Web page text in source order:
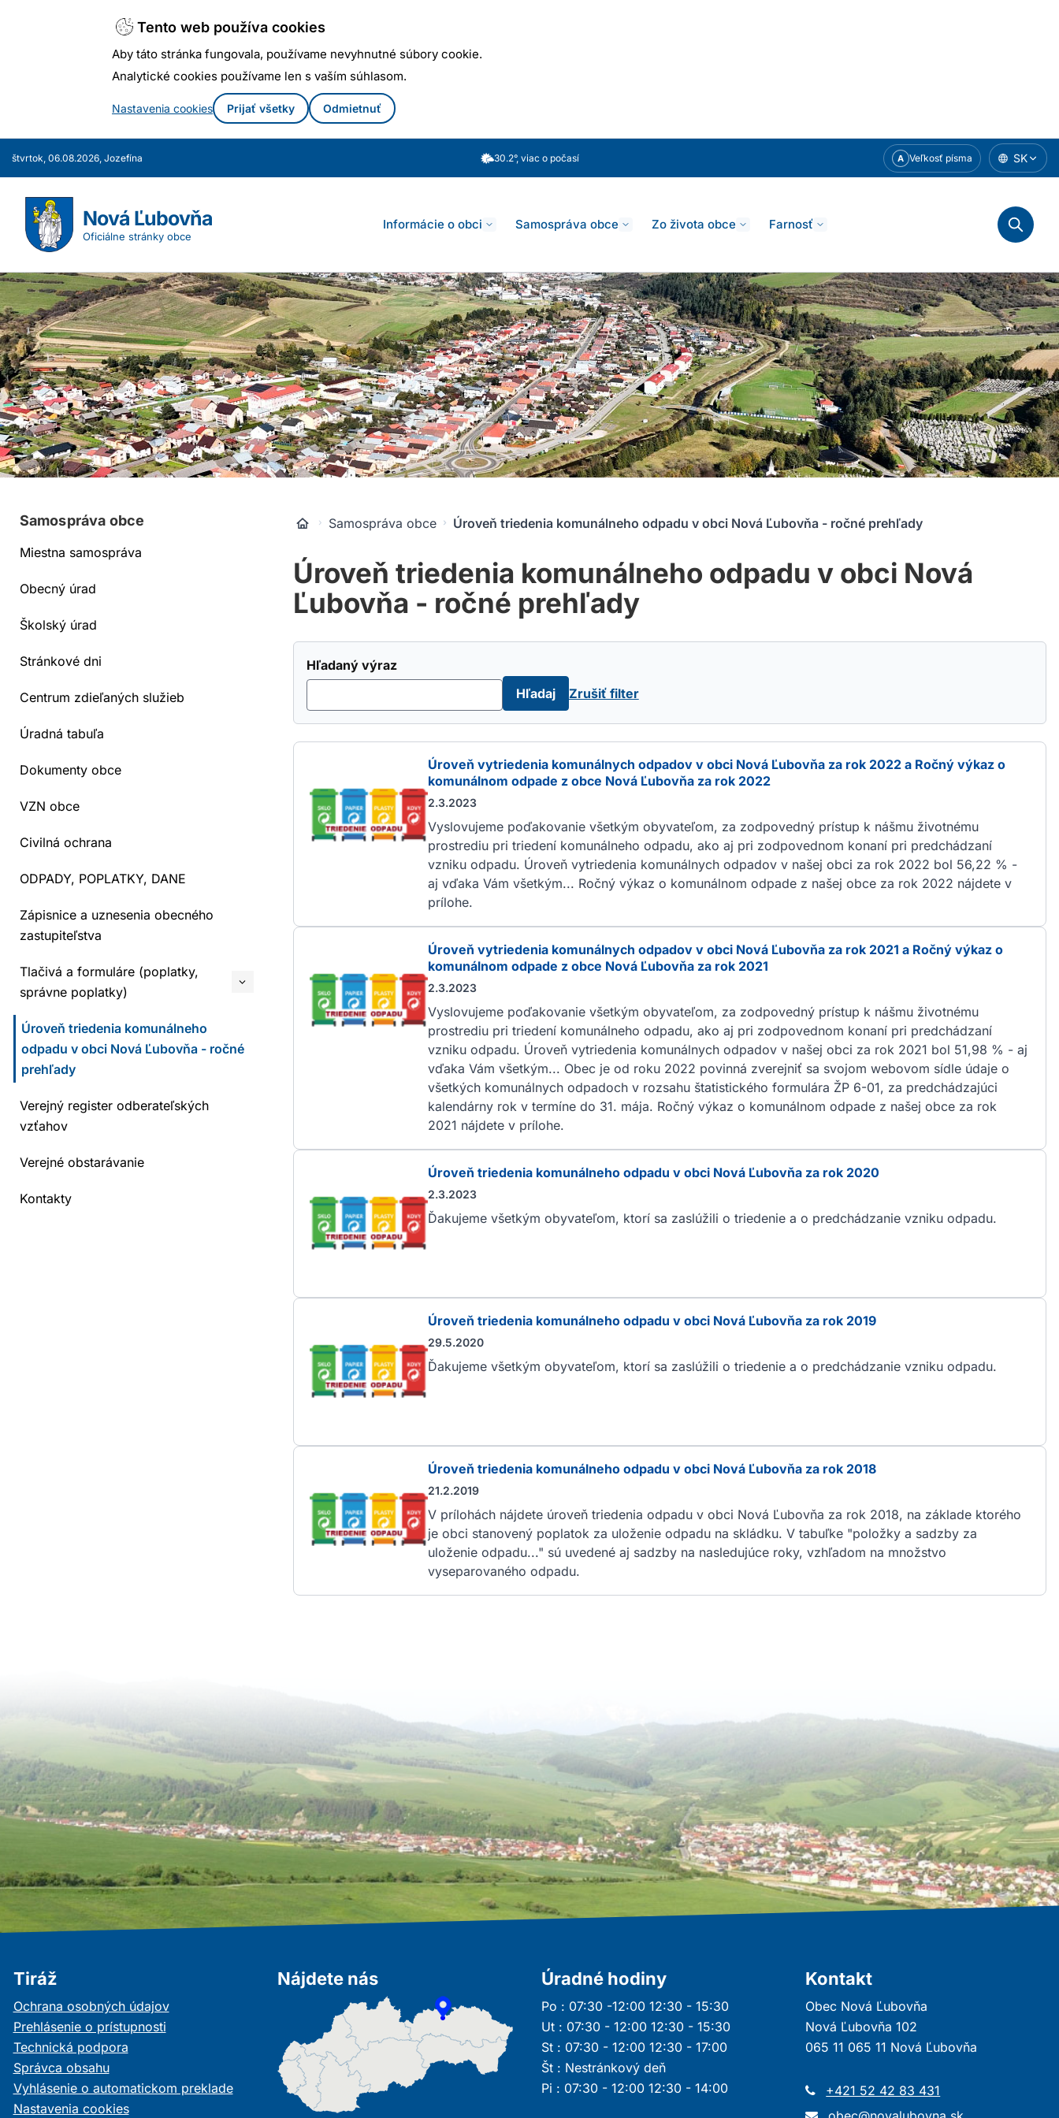
Tento web používa cookies
Aby táto stránka fungovala, používame nevyhnutné súbory cookie.
Analytické cookies používame len s vaším súhlasom.
Nastavenia cookies Prijať všetky Odmietnuť
štvrtok, 06.08.2026, Jozefína 30.2°, viac o počasí A Veľkosť písma SK
Nová Ľubovňa
Oficiálne stránky obce
Informácie o obci Samospráva obce Zo života obce Farnosť
Samospráva obce
Miestna samospráva
Obecný úrad
Školský úrad
Stránkové dni
Centrum zdieľaných služieb
Úradná tabuľa
Dokumenty obce
VZN obce
Civilná ochrana
ODPADY, POPLATKY, DANE
Zápisnice a uznesenia obecného
zastupiteľstva
Tlačivá a formuláre (poplatky,
správne poplatky)
Úroveň triedenia komunálneho
odpadu v obci Nová Ľubovňa - ročné
prehľady
Verejný register odberateľských
vzťahov
Verejné obstarávanie
Kontakty
Samospráva obce Úroveň triedenia komunálneho odpadu v obci Nová Ľubovňa - ročné prehľady
Úroveň triedenia komunálneho odpadu v obci Nová
Ľubovňa - ročné prehľady
Hľadaný výraz
Hľadaj
Zrušiť filter
Úroveň vytriedenia komunálnych odpadov v obci Nová Ľubovňa za rok 2022 a Ročný výkaz o
komunálnom odpade z obce Nová Ľubovňa za rok 2022
2.3.2023
Vyslovujeme poďakovanie všetkým obyvateľom, za zodpovedný prístup k nášmu životnému
prostrediu pri triedení komunálneho odpadu, ako aj pri zodpovednom konaní pri predchádzaní
vzniku odpadu. Úroveň vytriedenia komunálnych odpadov v našej obci za rok 2022 bol 56,22 % -
aj vďaka Vám všetkým... Ročný výkaz o komunálnom odpade z našej obce za rok 2022 nájdete v
prílohe.
Úroveň vytriedenia komunálnych odpadov v obci Nová Ľubovňa za rok 2021 a Ročný výkaz o
komunálnom odpade z obce Nová Ľubovňa za rok 2021
2.3.2023
Vyslovujeme poďakovanie všetkým obyvateľom, za zodpovedný prístup k nášmu životnému
prostrediu pri triedení komunálneho odpadu, ako aj pri zodpovednom konaní pri predchádzaní
vzniku odpadu. Úroveň vytriedenia komunálnych odpadov v našej obci za rok 2021 bol 51,98 % - aj
vďaka Vám všetkým... Obec je od roku 2022 povinná zverejniť sa svojom webovom sídle údaje o
všetkých komunálnych odpadoch v rozsahu štatistického formulára ŽP 6-01, za predchádzajúci
kalendárny rok v termíne do 31. mája. Ročný výkaz o komunálnom odpade z našej obce za rok
2021 nájdete v prílohe.
Úroveň triedenia komunálneho odpadu v obci Nová Ľubovňa za rok 2020
2.3.2023
Ďakujeme všetkým obyvateľom, ktorí sa zaslúžili o triedenie a o predchádzanie vzniku odpadu.
Úroveň triedenia komunálneho odpadu v obci Nová Ľubovňa za rok 2019
29.5.2020
Ďakujeme všetkým obyvateľom, ktorí sa zaslúžili o triedenie a o predchádzanie vzniku odpadu.
Úroveň triedenia komunálneho odpadu v obci Nová Ľubovňa za rok 2018
21.2.2019
V prílohách nájdete úroveň triedenia odpadu v obci Nová Ľubovňa za rok 2018, na základe ktorého
je obci stanovený poplatok za uloženie odpadu na skládku. V tabuľke "položky a sadzby za
uloženie odpadu..." sú uvedené aj sadzby na nasledujúce roky, vzhľadom na množstvo
vyseparovaného odpadu.
Tiráž
Ochrana osobných údajov
Prehlásenie o prístupnosti
Technická podpora
Správca obsahu
Vyhlásenie o automatickom preklade
Nastavenia cookies
Nájdete nás Úradné hodiny
Po : 07:30 -12:00 12:30 - 15:30
Ut : 07:30 - 12:00 12:30 - 15:30
St : 07:30 - 12:00 12:30 - 17:00
Št : Nestránkový deň
Pi : 07:30 - 12:00 12:30 - 14:00
Kontakt
Obec Nová Ľubovňa
Nová Ľubovňa 102
065 11 065 11 Nová Ľubovňa
+421 52 42 83 431